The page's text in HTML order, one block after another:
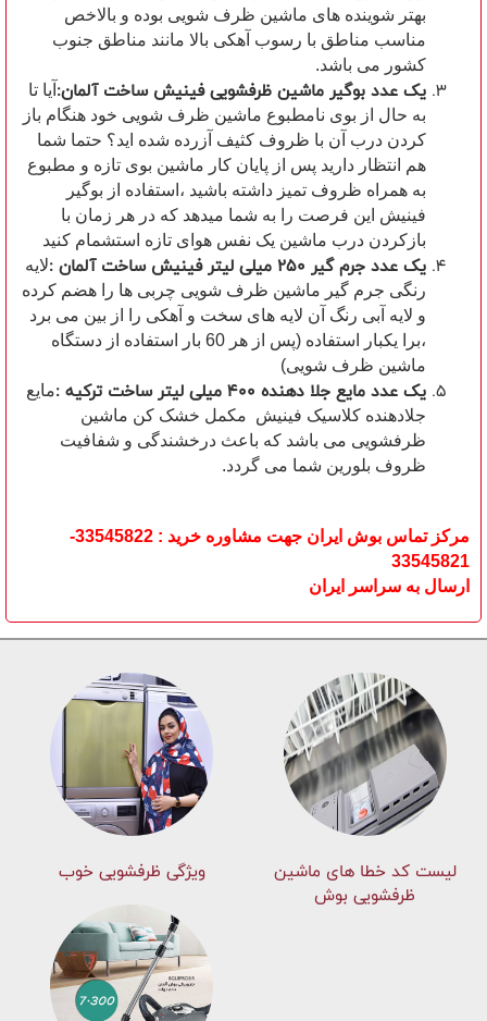
بهتر شوینده های ماشین ظرف شویی بوده و بالاخص
مناسب مناطق با رسوب آهکی بالا مانند مناطق جنوب
کشور می باشد.
یک عدد بوگیر ماشین ظرفشویی فینیش ساخت آلمان: آیا تا
به حال از بوی نامطبوع ماشین ظرف شویی خود هنگام باز
کردن درب آن با ظروف کثیف آزرده شده اید؟ حتما شما
هم انتظار دارید پس از پایان کار ماشین بوی تازه و مطبوع
به همراه ظروف تمیز داشته باشید ،استفاده از بوگیر
فینیش این فرصت را به شما میدهد که در هر زمان با
بازکردن درب ماشین یک نفس هوای تازه استشمام کنید
یک عدد جرم گیر 250 میلی لیتر فینیش ساخت آلمان :
لایه
رنگی جرم گیر ماشین ظرف شویی چربی ها را هضم کرده
و لایه آبی رنگ آن لایه های سخت و آهکی را از بین می برد
،برا یکبار استفاده (پس از هر 60 بار استفاده از دستگاه
ماشین ظرف شویی)
یک عدد مایع جلا دهنده 400 میلی لیتر ساخت ترکیه :
مایع
جلادهنده کلاسیک فینیش مکمل خشک کن ماشین
ظرفشویی می باشد که باعث درخشندگی و شفافیت
ظروف بلورین شما می گردد.
مرکز تماس بوش ایران جهت مشاوره خرید : 33545822-
33545821
ارسال به سراسر ایران
لیست کد خطا های ماشين
ظرفشویی بوش
ویژگی ظرفشویی خوب